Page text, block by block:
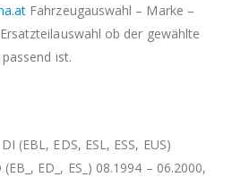
Fahrzeugauswahl – Marke –
ob der gewählte
ist.
(EBL, EDS, ESL, ESS, EUS)
ED_, ES_) 08.1994 – 06.2000,